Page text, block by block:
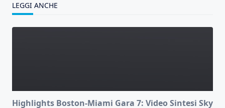
LEGGI ANCHE
Highlights Boston-Miami Gara 7: Video Sintesi Sky